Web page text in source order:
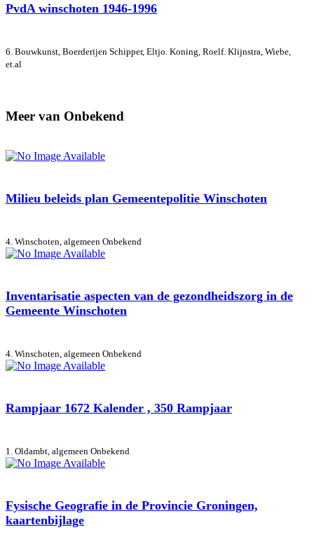
PvdA winschoten 1946-1996
6. Bouwkunst, Boerderijen Schipper, Eltjo. Koning, Roelf. Klijnstra, Wiebe,
et.al
Meer van Onbekend
Milieu beleids plan Gemeentepolitie Winschoten
4. Winschoten, algemeen Onbekend
Inventarisatie aspecten van de gezondheidszorg in de
Gemeente Winschoten
4. Winschoten, algemeen Onbekend
Rampjaar 1672 Kalender , 350 Rampjaar
1. Oldambt, algemeen Onbekend
Fysische Geografie in de Provincie Groningen,
kaartenbijlage